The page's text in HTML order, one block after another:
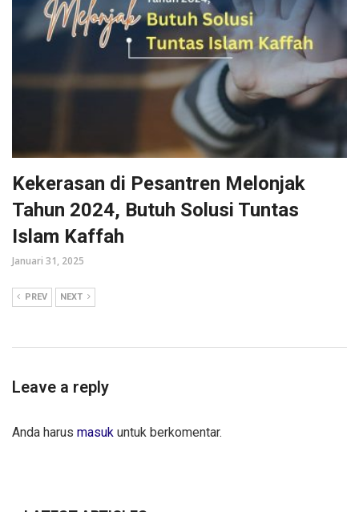
Kekerasan di Pesantren Melonjak
Tahun 2024, Butuh Solusi Tuntas
Islam Kaffah
Januari 31, 2025
PREV NEXT
Leave a reply
Anda harus masuk untuk berkomentar.